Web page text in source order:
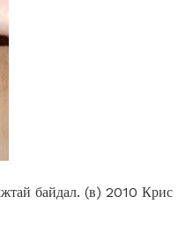
байдал. (в) 2010 Крис